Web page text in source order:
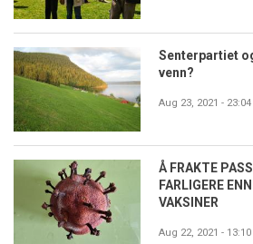
Senterpartiet
venn?
Aug 23, 2021 - 23:04
Å FRAKTE
FARLIGERE
VAKSINER
Aug 22, 2021 - 13:10